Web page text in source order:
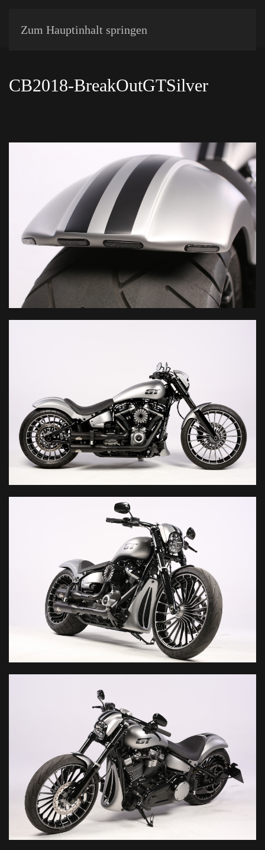
Zum Hauptinhalt springen
CB2018-BreakOutGTSilver